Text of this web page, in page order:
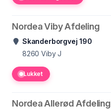
Nordea Viby Afdeling
Skanderborgvej 190
8260 Viby J
Lukket
Nordea Allerød Afdeling